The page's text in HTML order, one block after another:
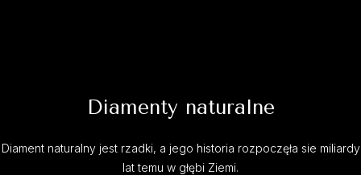
Diamenty naturalne
Diament naturalny jest rzadki, a jego historia rozpoczęła sie miliardy
lat temu w głębi Ziemi.